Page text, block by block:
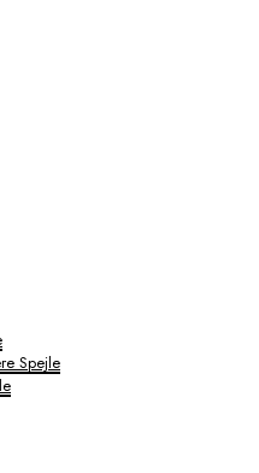
Spejle